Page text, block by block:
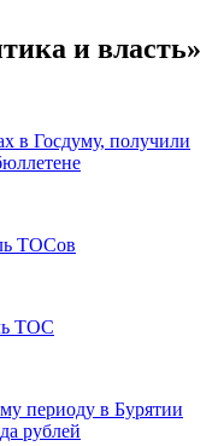
и власть»
в Госдуму, получили
ТОСов
ТОС
периоду в Бурятии
рублей